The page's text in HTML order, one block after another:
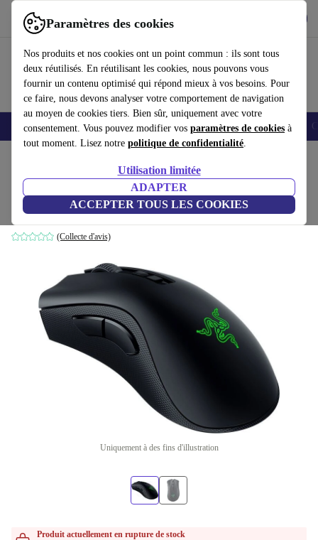
Paramètres des cookies
Nos produits et nos cookies ont un point commun : ils sont tous
deux réutilisés. En réutilisant les cookies, nous pouvons vous
fournir un contenu optimisé qui répond mieux à vos besoins. Pour
ce faire, nous devons analyser votre comportement de navigation
au moyen de cookies tiers. Bien sûr, uniquement avec votre
consentement. Vous pouvez modifier vos paramètres de cookies à
tout moment. Lisez notre politique de confidentialité.
Utilisation limitée
ADAPTER
ACCEPTER TOUS LES COOKIES
Utilisez refurbed rapidement et facilement
Smartphones Laptops Tablettes Montres connectées Accessoires
Razer DeathAdder V2 Pro
Noir
(Collecte d'avis)
Uniquement à des fins d'illustration
Produit actuellement en rupture de stock